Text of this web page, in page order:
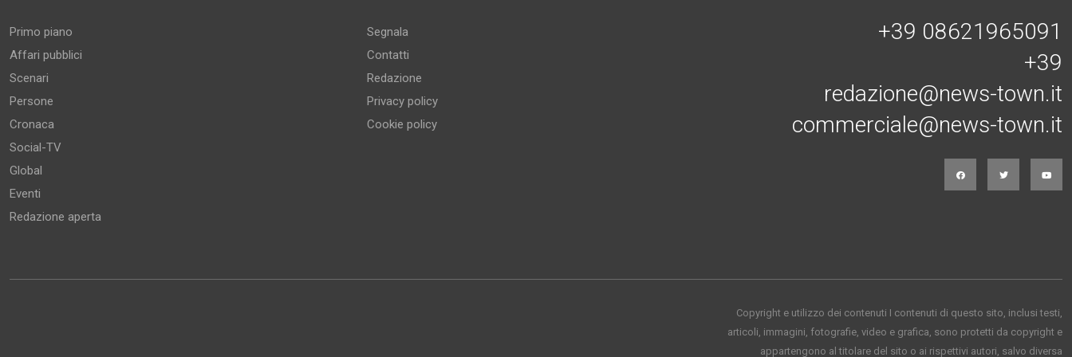
Primo piano
Affari pubblici
Scenari
Persone
Cronaca
Social-TV
Global
Eventi
Redazione aperta
Segnala
Contatti
Redazione
Privacy policy
Cookie policy
+39 08621965091
+39
redazione@news-town.it
commerciale@news-town.it
Copyright e utilizzo dei contenuti I contenuti di questo sito, inclusi testi,
articoli, immagini, fotografie, video e grafica, sono protetti da copyright e
appartengono al titolare del sito o ai rispettivi autori, salvo diversa